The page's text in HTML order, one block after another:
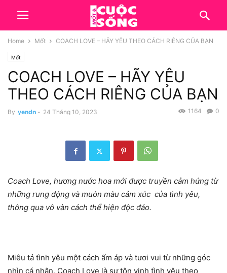
Home Mốt COACH LOVE – HÃY YÊU THEO CÁCH RIÊNG CỦA BẠN
Mốt
COACH LOVE – HÃY YÊU
THEO CÁCH RIÊNG CỦA BẠN
By yendn - 24 Tháng 10, 2023 0
1164
Coach Love, hương nước hoa mới được truyền cảm hứng từ
những rung động và muôn màu cảm xúc của tình yêu,
thông qua vô vàn cách thể hiện độc đáo.
Miêu tả tình yêu một cách ấm áp và tươi vui từ những góc
nhìn cá nhân, Coach Love là sự tôn vinh tình yêu theo